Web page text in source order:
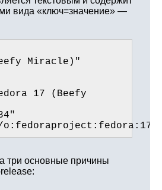
вида «ключ=значение» —
Miracle)"
17 (Beefy
три основные причины